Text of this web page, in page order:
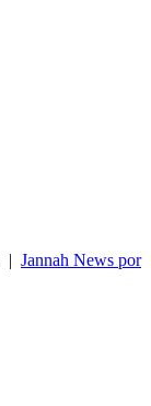
| Jannah News por